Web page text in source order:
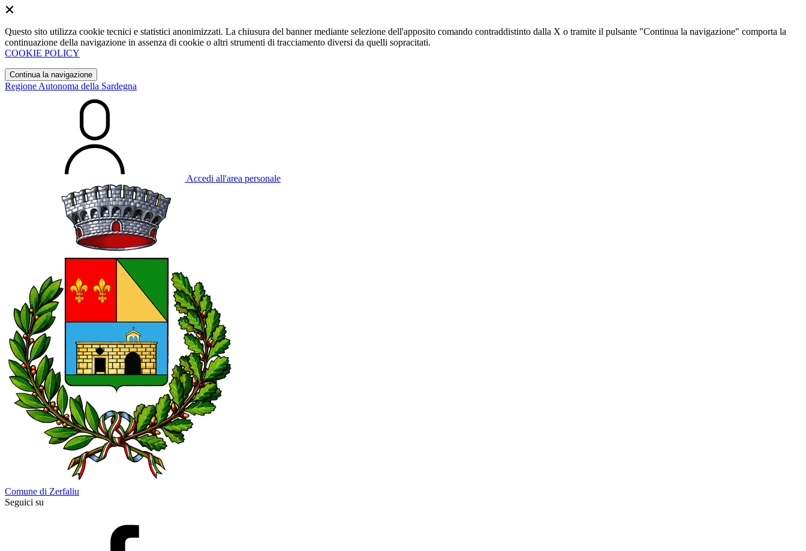
Questo sito utilizza cookie tecnici e statistici anonimizzati. La chiusura del banner mediante selezione dell'apposito comando contraddistinto dalla X o tramite il pulsante "Continua la navigazione" comporta la
continuazione della navigazione in assenza di cookie o altri strumenti di tracciamento diversi da quelli sopracitati.
COOKIE POLICY
Continua la navigazione
Regione Autonoma della Sardegna
Accedi all'area personale
Comune di Zerfaliu
Seguici su